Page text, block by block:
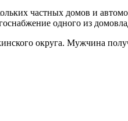
частных домов и
одного из
округа. Мужчина